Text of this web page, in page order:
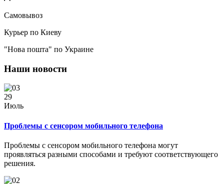
Самовывоз
Курьер по Киеву
"Нова пошта" по Украине
Наши новости
29
Июль
Проблемы с сенсором мобильного телефона
Проблемы с сенсором мобильного телефона могут
проявляться разными способами и требуют соответствующего
решения.